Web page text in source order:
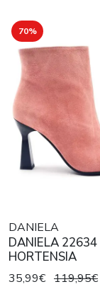
70%
DANIELA
DANIELA 22634
HORTENSIA
35,99€ 119,95€